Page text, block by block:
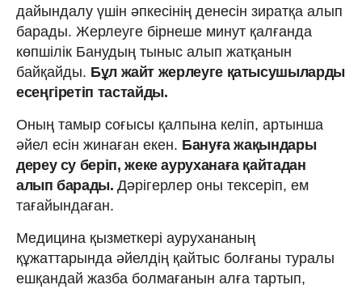
дайындалу үшін әпкесінің денесін зиратқа алып
барады. Жерлеуге бірнеше минут қалғанда
көпшілік Банудың тыныс алып жатқанын
байқайды. Бұл жайт жерлеуге қатысушыларды
есеңгіретіп тастайды.
Оның тамыр соғысы қалпына келіп, артынша
әйел есін жинаған екен. Бануға жақындары
дереу су беріп, жеке ауруханаға қайтадан
алып барады.Дәрігерлер оны тексеріп, ем
тағайындаған.
Медицина қызметкері аурухананың
құжаттарында әйелдің қайтыс болғаны туралы
ешқандай жазба болмағанын алға тартып,